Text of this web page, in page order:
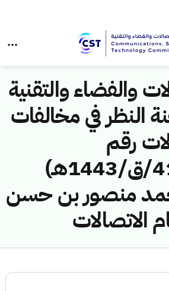
والفضاء والتقنية
النظر في مخالفات
رقم
(41742556/ق/1443هـ)
منصور بن حسن
الاتصالات